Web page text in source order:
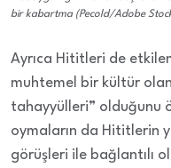
bir kabartma (Pecold/Adobe
Ayrıca Hititleri de
muhtemel bir kültür olan
tahayyülleri” olduğunu
oymaların da Hititlerin
görüşleri ile bağlantılı